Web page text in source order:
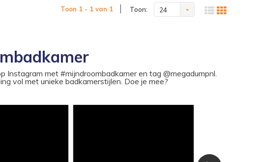
Toon 1 - 1 van 1 Toon: 24
met #mijndroombadkamer en tag @megadumpnl.
vol met unieke badkamerstijlen. Doe je mee?